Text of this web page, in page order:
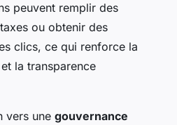
peuvent remplir des
ou obtenir des
clics, ce qui renforce la
la transparence
vers une gouvernance